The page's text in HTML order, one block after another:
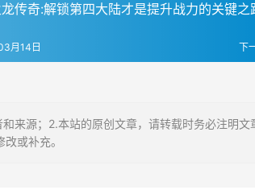
传奇:解锁第四大陆才是提升战力的关键之
下
月14日
来源；2.本站的原创文章，请转载时务必注明文
或补充。